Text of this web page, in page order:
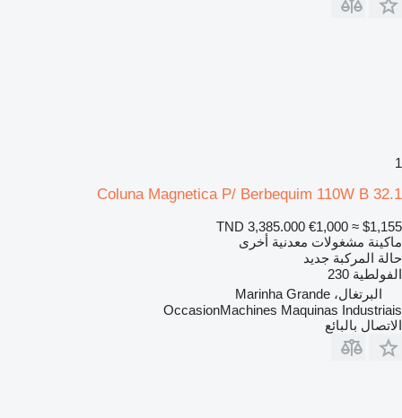
1
Coluna Magnetica P/ Berbequim 110W B 32.1
TND 3,385.000 €1,000 ≈ $1,155
ماكينة مشغولات معدنية أخرى
حالة المركبة جديد
الفولطية 230
البرتغال، Marinha Grande
OccasionMachines Maquinas Industriais
الاتصال بالبائع